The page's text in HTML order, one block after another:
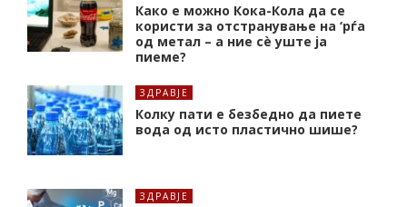
Како е можно Кока-Кола да се
користи за отстранување на ‘рѓа
од метал – а ние сè уште ја
пиеме?
ЗДРАВЈЕ
Колку пати е безбедно да пиете
вода од исто пластично шише?
ЗДРАВЈЕ